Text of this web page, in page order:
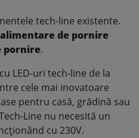
tech-line existente.
de pornire
pornire.
LED-uri tech-line de la
cele mai inovatoare
pentru casă, grădină sau
Line nu necesită un
cu 230V.